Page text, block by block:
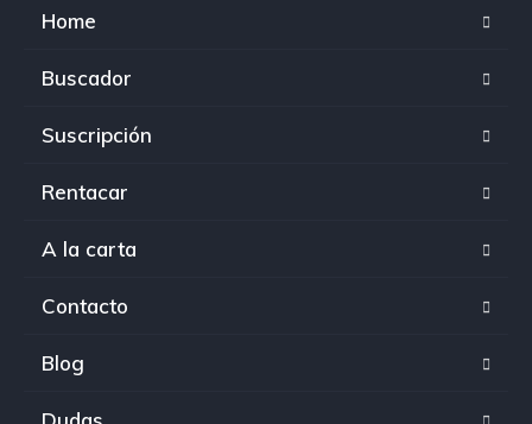
Home
Buscador
Suscripción
Rentacar
A la carta
Contacto
Blog